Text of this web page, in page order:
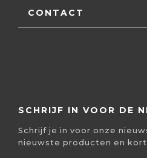
CONTACT
SCHRIJF IN VOOR DE
Schrijf je in voor onze
nieuwste producten en